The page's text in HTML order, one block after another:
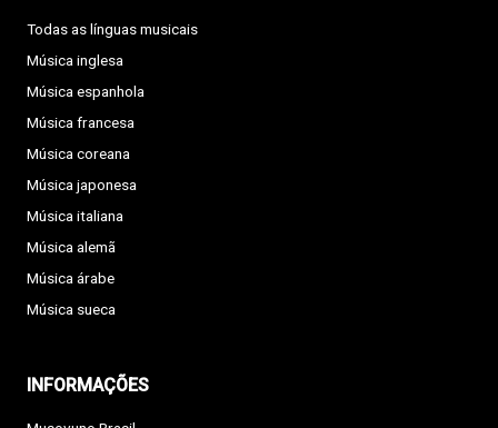
Todas as línguas musicais
Música inglesa
Música espanhola
Música francesa
Música coreana
Música japonesa
Música italiana
Música alemã
Música árabe
Música sueca
INFORMAÇÕES